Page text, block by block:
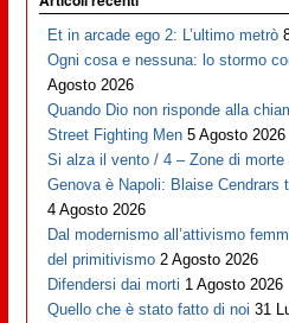
Et in arcade ego 2: L’ultimo metrò
Ogni cosa e nessuna: lo stormo
Agosto 2026
Quando Dio non risponde alla
Street Fighting Men 5 Agosto 2026
Si alza il vento / 4 – Zone di morte
Genova è Napoli: Blaise
4 Agosto 2026
Dal modernismo all’attivismo
del primitivismo 2 Agosto 2026
Difendersi dai morti 1 Agosto 2026
Quello che è stato fatto di noi 31